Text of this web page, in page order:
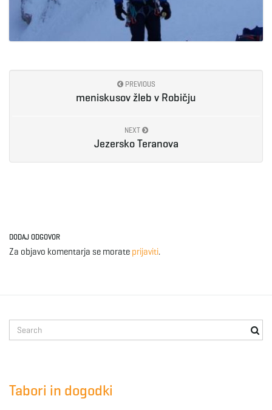
PREVIOUS
meniskusov žleb v Robičju
NEXT
Jezersko Teranova
DODAJ ODGOVOR
Za objavo komentarja se morate prijaviti.
e
Tabori in dogodki